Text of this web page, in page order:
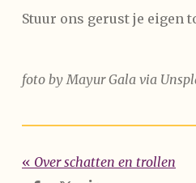
Stuur ons gerust je eigen
foto by Mayur Gala via
« Over schatten en trollen